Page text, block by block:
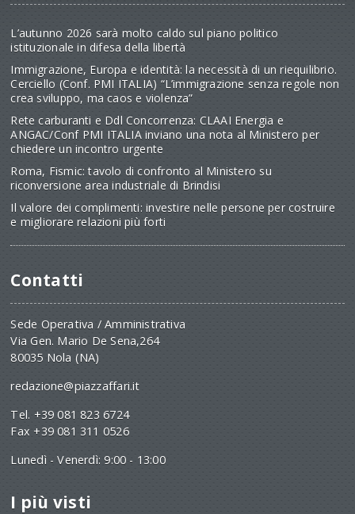
L’autunno 2026 sarà molto caldo sul piano politico
istituzionale in difesa della libertà
Immigrazione, Europa e identità: la necessità di un riequilibrio.
Cerciello (Conf. PMI ITALIA) “L’immigrazione senza regole non
crea sviluppo, ma caos e violenza”
Rete carburanti e Ddl Concorrenza: CLAAI Energia e
ANGAC/Conf PMI ITALIA inviano una nota al Ministero per
chiedere un incontro urgente
Roma, Fismic: tavolo di confronto al Ministero su
riconversione area industriale di Brindisi
Il valore dei complimenti: investire nelle persone per costruire
e migliorare relazioni più forti
Contatti
Sede Operativa / Amministrativa
Via Gen. Mario De Sena,264
80035 Nola (NA)
redazione@piazzaffari.it
Tel. +39 081 823 6724
Fax +39 081 311 0526
Lunedì - Venerdì: 9:00 - 13:00
I più visti